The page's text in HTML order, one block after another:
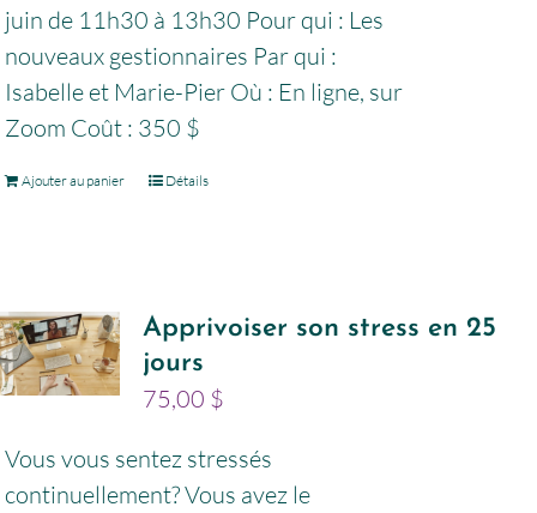
juin de 11h30 à 13h30 Pour qui : Les
nouveaux gestionnaires Par qui :
Isabelle et Marie-Pier Où : En ligne, sur
Zoom Coût : 350 $
Ajouter au panier Détails
Apprivoiser son stress en 25
jours
75,00 $
Vous vous sentez stressés
continuellement? Vous avez le